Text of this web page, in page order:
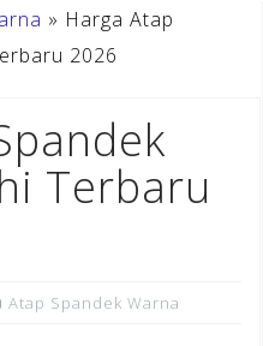
» Harga Atap
2026
Terbaru
Atap Spandek Warna